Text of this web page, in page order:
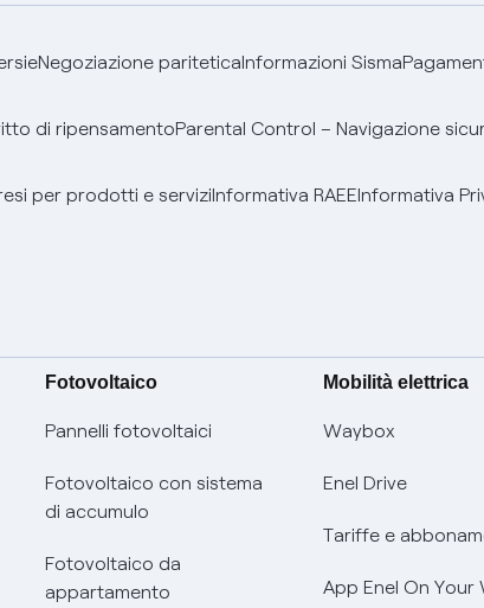
Negoziazione pariteticaInformazioni Sisma
di ripensamentoParental Control – Navigazione
per prodotti e serviziInformativa RAEEInformativa
Fotovoltaico
Pannelli fotovoltaici
Fotovoltaico con sistema
di accumulo
Fotovoltaico da
appartamento
Mobilità elettrica
Waybox
Enel Drive
Tariffe e
App Enel On Your